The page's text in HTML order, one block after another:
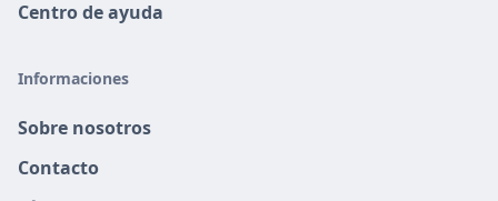
Centro de ayuda
Informaciones
Sobre nosotros
Contacto